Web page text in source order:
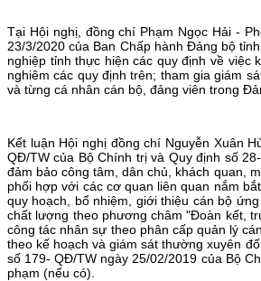
Tại Hội nghị, đồng chí Phạm Ngọc Hải -
23/3/2020 của Ban Chấp hành Đảng bộ
nghiệp tỉnh thực hiện các quy định về
nghiêm các quy định trên; tham gia giám
và từng cá nhân cán bộ, đảng viên trong
Kết luận Hội nghị đồng chí Nguyễn Xuân
QĐ/TW của Bộ Chính trị và Quy định số
đảm bảo công tâm, dân chủ, khách quan,
phối hợp với các cơ quan liên quan nắm
quy hoạch, bổ nhiệm, giới thiệu cán bộ
chất lượng theo phương châm "Đoàn kết,
công tác nhân sự theo phân cấp quản lý
theo kế hoạch và giám sát thường xuyên
số 179- QĐ/TW ngày 25/02/2019 của Bộ
phạm (nếu có).